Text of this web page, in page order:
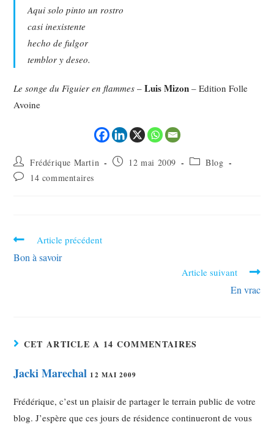
Aqui solo pinto un rostro
casi inexistente
hecho de fulgor
temblor y deseo.
Le songe du Figuier en flammes –Luis Mizon – Edition Folle
Avoine
Frédérique Martin 12 mai 2009
Blog
14 commentaires
Article précédent
Bon à savoir
Article suivant
En vrac
CET ARTICLE A 14 COMMENTAIRES
Jacki Marechal 12 MAI 2009
Frédérique, c’est un plaisir de partager le terrain public de votre
blog. J’espère que ces jours de résidence continueront de vous